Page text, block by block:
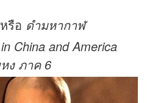
รือ ดำมหากาฬ
China and America
ง ภาค 6